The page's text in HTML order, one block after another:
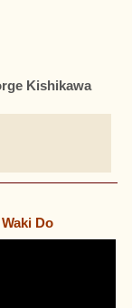
Kishikawa
Do